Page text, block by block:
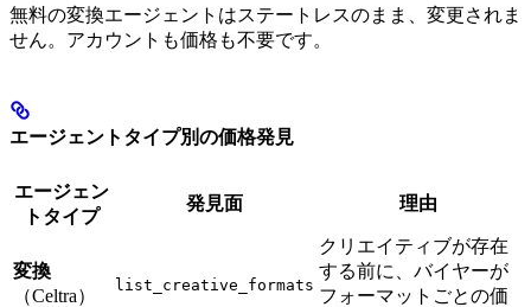
無料の変換エージェントはステートレスのまま、変更されま
せん。アカウントも価格も不要です。
エージェントタイプ別の価格発見
エージェン
トタイプ
発見面 理由
変換
（Celtra）
list_creative_formats
クリエイティブが存在
する前に、バイヤーが
フォーマットごとの価